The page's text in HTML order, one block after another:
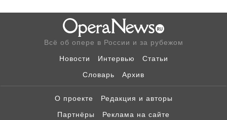
Всё об опере в России и за рубежом
Новости
Интервью
Статьи
Словарь
Архив
О проекте
Редакция и авторы
Партнёры
Реклама на сайте